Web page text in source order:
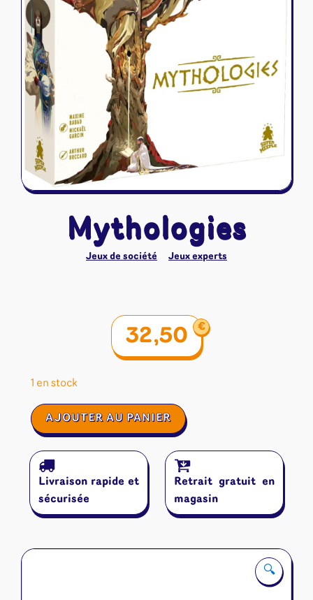
Naruto Mythos
Autres
Tapis de jeu
🔍
Mythologies
Jeux de société Jeux experts
32,50 €
1 en stock
quantité
de
AJOUTER AU PANIER
Livraison rapide et
sécurisée
Retrait gratuit en
magasin